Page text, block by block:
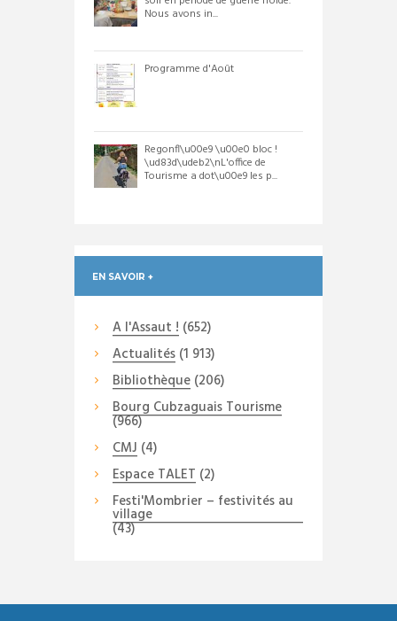
Nous avons in...
Programme d'Août
Regonfl\u00e9 \u00e0 bloc !
\ud83d\udeb2\nL'office de
Tourisme a dot\u00e9 les p...
EN SAVOIR +
A l'Assaut ! (652)
Actualités(1 913)
Bibliothèque(206)
Bourg Cubzaguais Tourisme
(966)
CMJ (4)
Espace TALET (2)
Festi'Mombrier – festivités au
village
(43)